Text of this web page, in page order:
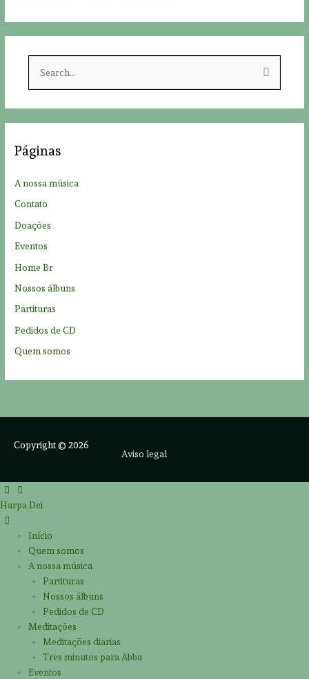
h
:
Páginas
A nossa música
Contato
Doações
Eventos
Home Br
Nossos álbuns
Partituras
Pedidos de CD
Quem somos
Copyright © 2026
Aviso legal
Harpa Dei
Início
Quem somos
A nossa música
Partituras
Nossos álbuns
Pedidos de CD
Meditações
Meditações diarias
Tres minutos para Abba
Eventos